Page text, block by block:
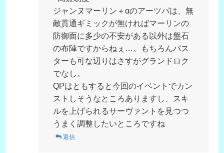
ジャンヌマーリン＋αのアーツパは、無
敵貫通ギミックが無ければマーリンの
防御面に多少の不安がある以外は盤石
の布陣ですからねぇ…。もちろんバス
ターも可な辺りはさすがグランドロク
でなし。
QPはともすると今回のイベントでカン
ストしそうなところありますし、スキ
ルを上げられるサーヴァントを見つつ
うまく調整したいところですね
返信